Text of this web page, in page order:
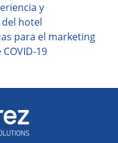
y
hotel
para el marketing
19